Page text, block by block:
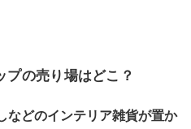
プの売り場はどこ？
などのインテリア雑貨が置か